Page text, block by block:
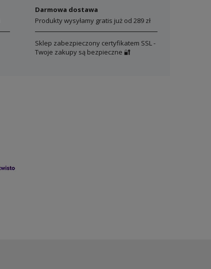
Darmowa dostawa
Produkty wysyłamy gratis już od 289 zł
Sklep zabezpieczony certyfikatem SSL -
Twoje zakupy są bezpieczne 🔐